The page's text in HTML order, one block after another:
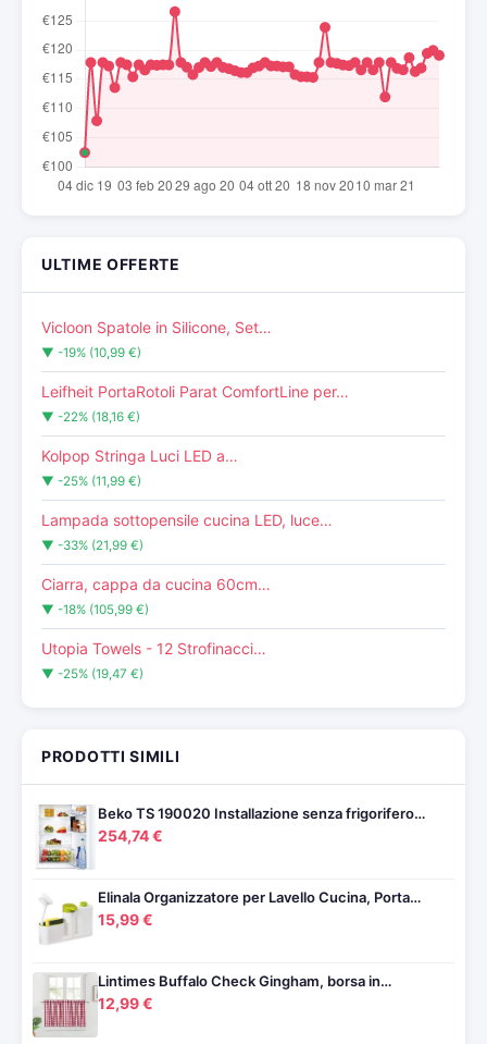
ULTIME OFFERTE
Vicloon Spatole in Silicone, Set…
▼ -19% (10,99 €)
Leifheit PortaRotoli Parat ComfortLine per…
▼ -22% (18,16 €)
Kolpop Stringa Luci LED a…
▼ -25% (11,99 €)
Lampada sottopensile cucina LED, luce…
▼ -33% (21,99 €)
Ciarra, cappa da cucina 60cm…
▼ -18% (105,99 €)
Utopia Towels - 12 Strofinacci…
▼ -25% (19,47 €)
PRODOTTI SIMILI
Beko TS 190020 Installazione senza frigorifero…
254,74 €
Elinala Organizzatore per Lavello Cucina, Porta…
15,99 €
Lintimes Buffalo Check Gingham, borsa in…
12,99 €